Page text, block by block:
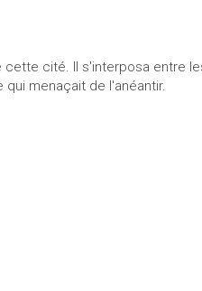
cette cité. Il s'interposa entre
menaçait de l'anéantir.